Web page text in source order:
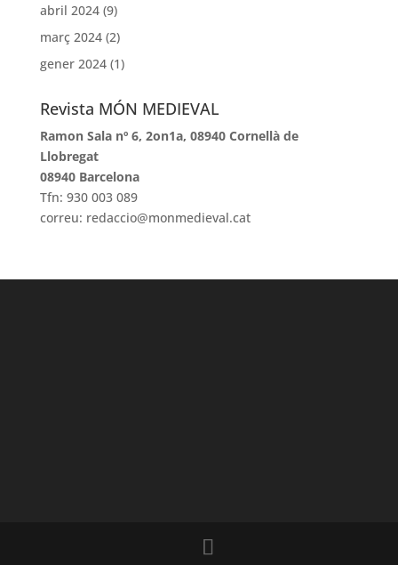
abril 2024(9)
març 2024(2)
gener 2024(1)
Revista MÓN MEDIEVAL
Ramon Sala nº 6, 2on1a, 08940 Cornellà de
Llobregat
08940 Barcelona
Tfn: 930 003 089
correu: redaccio@monmedieval.cat